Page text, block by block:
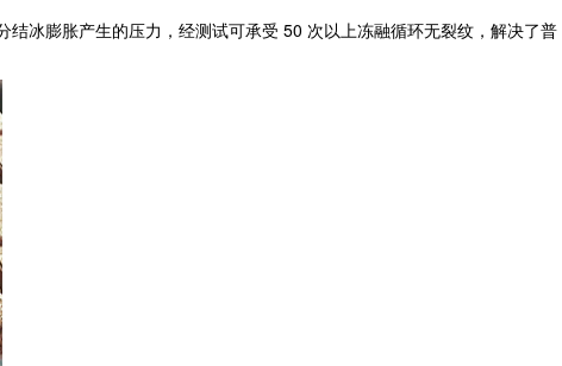
结冰膨胀产生的压力，经测试可承受 50 次以上冻融循环无裂纹，解决了普